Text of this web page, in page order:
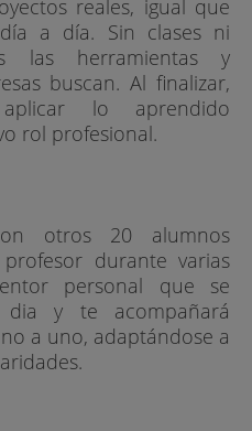
reales, igual que
a día. Sin clases ni
las herramientas y
buscan. Al finalizar,
lo aprendido
rol profesional.
otros 20 alumnos
durante varias
personal que se
y te acompañará
a uno, adaptándose a